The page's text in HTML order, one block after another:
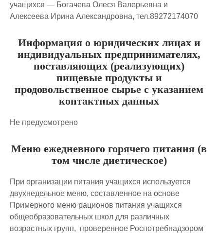
учащихся — Богачева Олеся Валерьевна и
Алексеева Ирина Александровна, тел.89272174070
Информация о юридических лицах и
индивидуальных предпринимателях,
поставляющих (реализующих)
пищевые продукты и
продовольственное сырье с указанием
контактных данных
Не предусмотрено
Меню ежедневного горячего питания (в
том числе диетическое)
При организации питания учащихся используется
двухнедельное меню, составленное на основе
Примерного меню рационов питания учащихся
общеобразовательных школ для различных
возрастных групп, проверенное Роспотребнадзором